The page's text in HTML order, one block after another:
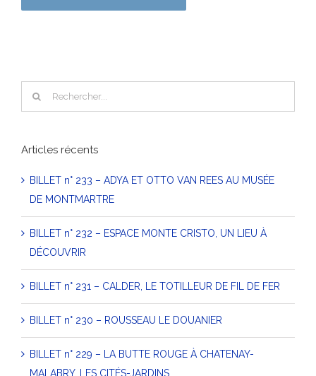
Articles récents
BILLET n° 233 – ADYA ET OTTO VAN REES AU MUSÉE
DE MONTMARTRE
BILLET n° 232 – ESPACE MONTE CRISTO, UN LIEU À
DÉCOUVRIR
BILLET n° 231 – CALDER, LE TOTILLEUR DE FIL DE FER
BILLET n° 230 – ROUSSEAU LE DOUANIER
BILLET n° 229 – LA BUTTE ROUGE À CHATENAY-
MALABRY, LES CITÉS-JARDINS